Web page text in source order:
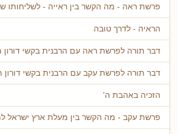
פרשת ראה - מה הקשר בין ראייה - לשליחותו
הראיה - לדרך טובה
דבר תורה לפרשת ראה עם הרבנית בקשי דורון
דבר תורה לפרשת עקב עם הרבנית בקשי דורון
הזכיה באהבת ה'
פרשת עקב - מה הקשר בין מעלת ארץ ישראל